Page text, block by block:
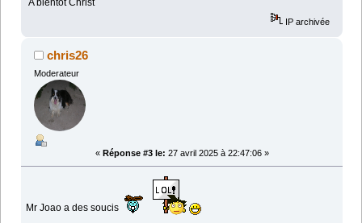
A bientot Christ
IP archivée
chris26
Moderateur
« Réponse #3 le: 27 avril 2025 à 22:47:06 »
Mr Joao a des soucis